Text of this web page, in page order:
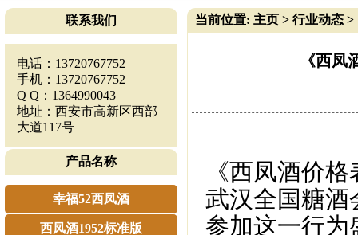
联系我们
电话：13720767752
手机：13720767752
Q Q：1364990043
地址：西安市高新区西部
大道117号
产品名称
幸福52西凤酒
西凤酒1952标准版
当前位置: 主页 > 行业动态 >
《西
《西凤酒价
武汉全国糖酒
参加这一行